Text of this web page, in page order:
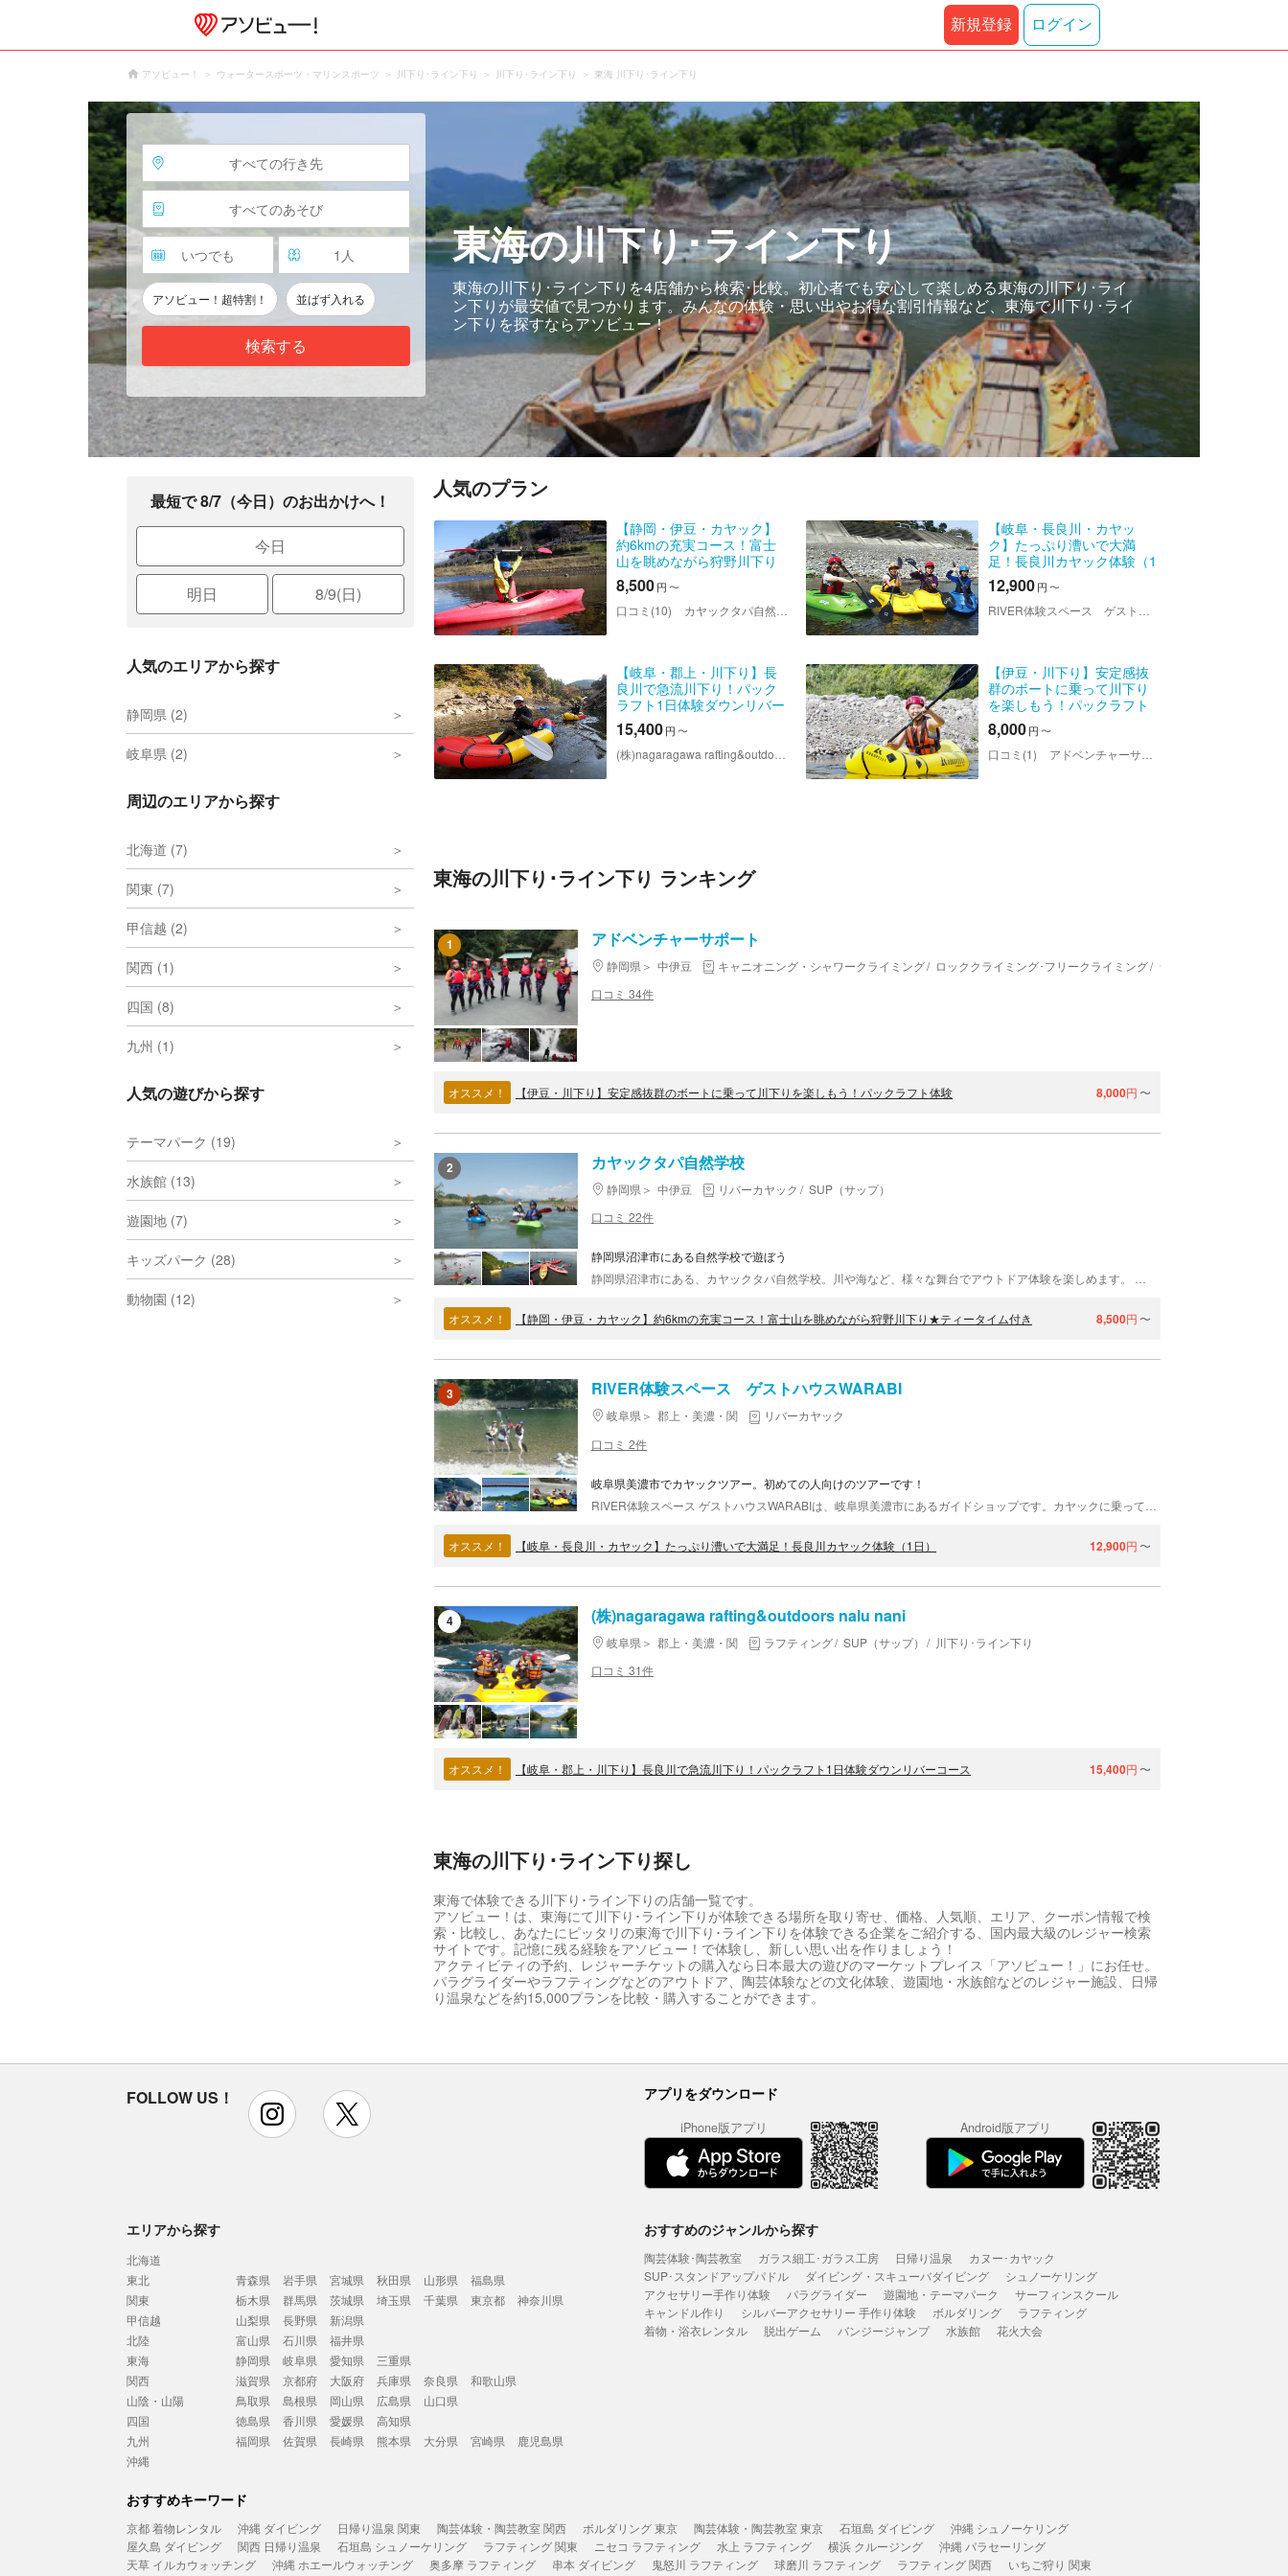
新規登録 ログイン
アソビュー！ ウォータースポーツ・マリンスポーツ 川下り･ライン下り 川下り･ライン下り 東海 川下り･ライン下り
すべての行き先
すべてのあそび
いつでも 1 人
アソビュー！超特割！ 並ばず入れる
検索する
東海の川下り･ライン下り
東海の川下り･ライン下りを4店舗から検索･比較。初心者でも安心して楽しめる東海の川下り･ライ
ン下りが最安値で見つかります。みんなの体験・思い出やお得な割引情報など、東海で川下り･ライ
ン下りを探すならアソビュー！
最短で 8/7（今日）のお出かけへ！
今日
明日 8/9(日)
人気のエリアから探す
静岡県 (2)
岐阜県 (2)
周辺のエリアから探す
北海道 (7)
関東 (7)
甲信越 (2)
関西 (1)
四国 (8)
九州 (1)
人気の遊びから探す
テーマパーク (19)
水族館 (13)
遊園地 (7)
キッズパーク (28)
動物園 (12)
人気のプラン
【静岡・伊豆・カヤック】
約6kmの充実コース！富士
山を眺めながら狩野川下り
★ティータイム付き
8,500円 〜
口コミ(10) カヤックタパ自然学校
【岐阜・長良川・カヤッ
ク】たっぷり漕いで大満
足！長良川カヤック体験（1
日）
12,900円 〜
【岐阜・郡上・川下り】長
良川で急流川下り！パック
ラフト1日体験ダウンリバー
コース
15,400円 〜
【伊豆・川下り】安定感抜
群のボートに乗って川下り
を楽しもう！パックラフト
体験
8,000円 〜
口コミ(1) アドベンチャーサポート
東海の川下り･ライン下り ランキング
1 アドベンチャーサポート
静岡県 中伊豆 キャニオニング・シャワークライミング ロッククライミング･フリークライミング ラフティング
口コミ 34件
オススメ！ 【伊豆・川下り】安定感抜群のボートに乗って川下りを楽しもう！パックラフト体験 8,000円 〜
2 カヤックタパ自然学校
静岡県 中伊豆 リバーカヤック
SUP（サップ）
口コミ 22件
静岡県沼津市にある自然学校で遊ぼう
オススメ！ 【静岡・伊豆・カヤック】約6kmの充実コース！富士山を眺めながら狩野川下り★ティータイム付き 8,500円 〜
3 RIVER体験スペース ゲストハウスWARABI
岐阜県 郡上・美濃・関
リバーカヤック
口コミ 2件
岐阜県美濃市でカヤックツアー。初めての人向けのツアーです！
オススメ！ 【岐阜・長良川・カヤック】たっぷり漕いで大満足！長良川カヤック体験（1日） 12,900円 〜
4 (株)nagaragawa rafting&outdoors nalu nani
岐阜県 郡上・美濃・関 ラフティング SUP（サップ）
川下り･ライン下り
口コミ 31件
オススメ！ 【岐阜・郡上・川下り】長良川で急流川下り！パックラフト1日体験ダウンリバーコース 15,400円 〜
東海の川下り･ライン下り探し
東海で体験できる川下り･ライン下りの店舗一覧です。
アソビュー！は、東海にて川下り･ライン下りが体験できる場所を取り寄せ、価格、人気順、エリア、クーポン情報で検
索・比較し、あなたにピッタリの東海で川下り･ライン下りを体験できる企業をご紹介する、国内最大級のレジャー検索
サイトです。記憶に残る経験をアソビュー！で体験し、新しい思い出を作りましょう！
アクティビティの予約、レジャーチケットの購入なら日本最大の遊びのマーケットプレイス「アソビュー！」にお任せ。
パラグライダーやラフティングなどのアウトドア、陶芸体験などの文化体験、遊園地・水族館などのレジャー施設、日帰
り温泉などを約15,000プランを比較・購入することができます。
FOLLOW US！ instagram アプリをダウンロード
iPhone版アプリ Android版アプリ
エリアから探す
北海道
東北
青森県 岩手県 宮城県 秋田県 山形県
福島県
関東
栃木県 群馬県 茨城県 埼玉県 千葉県 東京都
神奈川県
甲信越
山梨県 長野県
新潟県
北陸
富山県 石川県
福井県
東海
静岡県 岐阜県 愛知県
三重県
関西
滋賀県 京都府 大阪府 兵庫県 奈良県
和歌山県
山陰・山陽
鳥取県 島根県 岡山県 広島県
山口県
四国
徳島県 香川県 愛媛県
高知県
九州
福岡県 佐賀県 長崎県 熊本県 大分県 宮崎県
鹿児島県
沖縄
おすすめのジャンルから探す
陶芸体験･陶芸教室 ガラス細工･ガラス工房 日帰り温泉
カヌー･カヤック
SUP･スタンドアップパドル
ダイビング・スキューバダイビング
シュノーケリング
アクセサリー手作り体験
パラグライダー 遊園地・テーマパーク
サーフィンスクール
キャンドル作り
シルバーアクセサリー 手作り体験 ボルダリング
ラフティング
着物・浴衣レンタル
脱出ゲーム バンジージャンプ 水族館 花火大会
おすすめキーワード
京都 着物レンタル 沖縄 ダイビング 日帰り温泉 関東 陶芸体験・陶芸教室 関西 ボルダリング 東京 陶芸体験・陶芸教室 東京 石垣島 ダイビング
沖縄 シュノーケリング
屋久島 ダイビング
関西 日帰り温泉 石垣島 シュノーケリング ラフティング 関東 ニセコ ラフティング 水上 ラフティング 横浜 クルージング
沖縄 パラセーリング
天草 イルカウォッチング
沖縄 ホエールウォッチング 奥多摩 ラフティング 串本 ダイビング 鬼怒川 ラフティング 球磨川 ラフティング ラフティング 関西
いちご狩り 関東